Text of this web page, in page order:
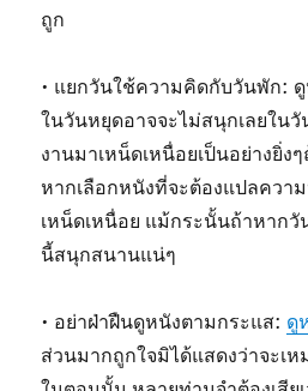
ถูก
• แยกวันใช้ความคิดกับวันพัก:
ในวันหยุดอาจจะไม่สนุกเลยใน
งานมาเหน็ดเหนื่อยเป็นอย่างยิ่ง
หากเลือกหนังที่จะต้องแปลควา
เหน็ดเหนื่อย แม้กระนั้นถ้าหาก
นี้สนุกสนานแน่ๆ
• อย่าฝ่าฝืนดูหนังตามกระแส: ดู
ส่วนมากถูกใจมิได้แสดงว่าจะเ